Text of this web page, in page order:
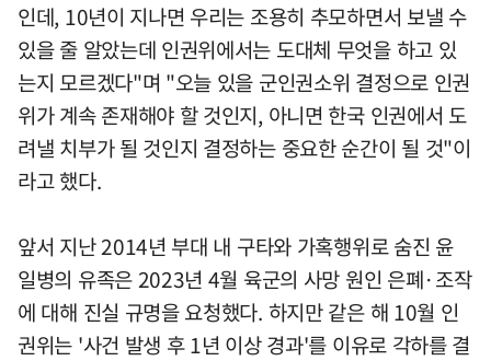
인데, 10년이 지나면 우리는 조용히 추모하면서 보낼 수
있을 줄 알았는데 인권위에서는 도대체 무엇을 하고 있
는지 모르겠다"며 "오늘 있을 군인권소위 결정으로 인권
위가 계속 존재해야 할 것인지, 아니면 한국 인권에서 도
려낼 치부가 될 것인지 결정하는 중요한 순간이 될 것"이
라고 했다.
앞서 지난 2014년 부대 내 구타와 가혹행위로 숨진 윤
일병의 유족은 2023년 4월 육군의 사망 원인 은폐·조작
에 대해 진실 규명을 요청했다. 하지만 같은 해 10월 인
권위는 '사건 발생 후 1년 이상 경과'를 이유로 각하를 결